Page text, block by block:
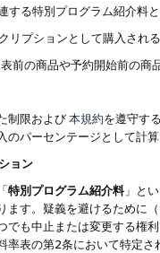
する特別プログラム紹介料
リプションとして購入され
前の商品や予約開始前の商
制限および本規約を遵守す
のパーセンテージとして計
ョン
特別プログラム紹介料」と
ます。疑義を避けるために
でも中止または変更する権
率表の第2条において特定